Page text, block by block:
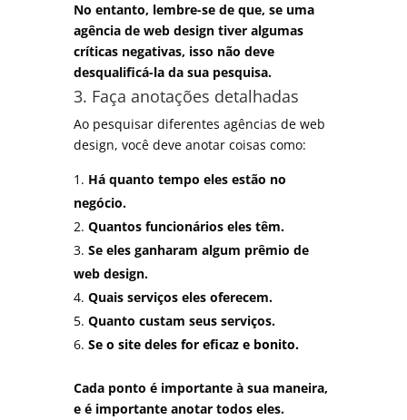
No entanto, lembre-se de que, se uma
agência de web design tiver algumas
críticas negativas, isso não deve
desqualificá-la da sua pesquisa.
3. Faça anotações detalhadas
Ao pesquisar diferentes agências de web
design, você deve anotar coisas como:
Há quanto tempo eles estão no
negócio.
Quantos funcionários eles têm.
Se eles ganharam algum prêmio de
web design.
Quais serviços eles oferecem.
Quanto custam seus serviços.
Se o site deles for eficaz e bonito.
Cada ponto é importante à sua maneira,
e é importante anotar todos eles.